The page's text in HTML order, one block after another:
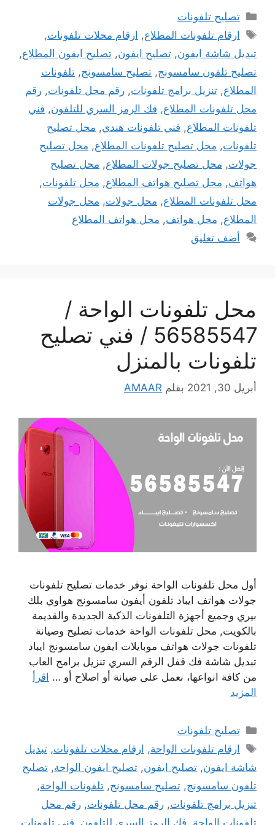
التصنيفات
تصليح تلفونات
الوسوم
ارقام تلفونات المطلاع, ارقام محلات تلفونات,
تبديل شاشة ايفون, تصليح ايفون, تصليح ايفون المطلاع,
تصليح تلفون سامسونج, تصليح سامسونج, تلفونات
المطلاع, تنزيل برامج تلفونات, رقم محل تلفونات, رقم
محل تلفونات المطلاع, فك الرمز السري للتلفون, فني
تلفونات المطلاع, فني تلفونات هندي, محل تصليح
تلفونات, محل تصليح تلفونات المطلاع, محل تصليح
جولات, محل تصليح جولات المطلاع, محل تصليح
هواتف, محل تصليح هواتف المطلاع, محل تلفونات,
محل تلفونات المطلاع, محل جولات, محل جولات
المطلاع, محل هواتف, محل هواتف المطلاع
أضف تعليق
محل تلفونات الواحة /
56585547 / فني تصليح
تلفونات بالمنزل
أبريل 30, 2021 بقلم AMAAR
أول محل تلفونات الواحة نوفر خدمات تصليح تلفونات
جولات هواتف ايباد تلفون أيفون سامسونج هواوي بلك
بيري وجميع أجهزة التلفونات الذكية الجديدة والقديمة
بالكويت, محل تلفونات الواحة خدمات تصليح وصيانة
تلفونات جولات هواتف موبايلات ايفون سامسونج ايباد
تبديل شاشة فك قفل الرقم السري تنزيل برامج العاب
من كافة انواعها، نعمل على صيانة أو اصلاح أو … اقرأ
المزيد
التصنيفات
تصليح تلفونات
الوسوم
ارقام تلفونات الواحة, ارقام محلات تلفونات,تبديل
شاشة ايفون, تصليح ايفون, تصليح ايفون الواحة, تصليح
تلفون سامسونج, تصليح سامسونج, تلفونات الواحة,
تنزيل برامج تلفونات, رقم محل تلفونات, رقم محل
تلفونات الواحة, فك الرمز السري للتلفون, فني تلفونات